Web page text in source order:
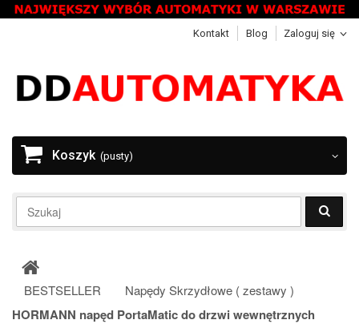
Zaloguj się
Kontakt Blog
Koszyk (pusty)
BESTSELLER Napędy Skrzydłowe ( zestawy )
HORMANN napęd PortaMatic do drzwi wewnętrznych